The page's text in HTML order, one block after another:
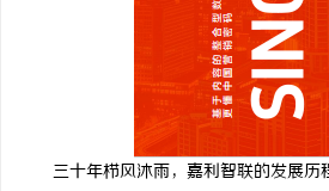
三十年栉风沐雨，嘉利智联的发展历